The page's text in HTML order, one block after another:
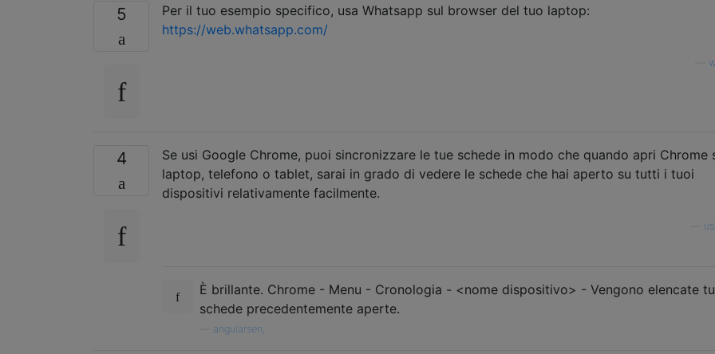
5
Per il tuo esempio specifico, usa Whatsapp sul browser del tuo laptop:
https://web.whatsapp.com/
4
Se usi Google Chrome, puoi sincronizzare le tue schede in modo che quando apri Chrome
laptop, telefono o tablet, sarai in grado di vedere le schede che hai aperto su tutti i tuoi
dispositivi relativamente facilmente.
È brillante. Chrome - Menu - Cronologia - <nome dispositivo> - Vengono elencate
schede precedentemente aperte.
angularsen,